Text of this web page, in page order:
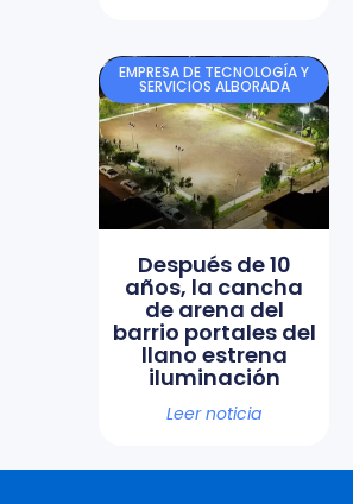
EMPRESA DE TECNOLOGÍA Y
SERVICIOS ALBORADA
Después de 10
años, la cancha
de arena del
barrio portales del
llano estrena
iluminación
Leer noticia